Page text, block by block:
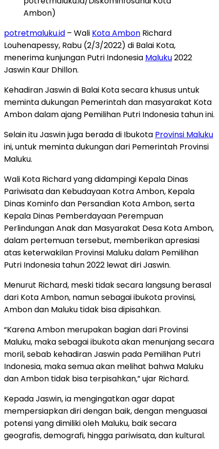
Ambon)
potretmaluku.id – Wali Kota Ambon Richard
Louhenapessy, Rabu (2/3/2022) di Balai Kota,
menerima kunjungan Putri Indonesia Maluku2022
Jaswin Kaur Dhillon.
Kehadiran Jaswin di Balai Kota secara khusus untuk
meminta dukungan Pemerintah dan masyarakat Kota
Ambon dalam ajang Pemilihan Putri Indonesia tahun ini.
Selain itu Jaswin juga berada di Ibukota Provinsi Maluku
ini, untuk meminta dukungan dari Pemerintah Provinsi
Maluku.
Wali Kota Richard yang didampingi Kepala Dinas
Pariwisata dan Kebudayaan Kotra Ambon, Kepala
Dinas Kominfo dan Persandian Kota Ambon, serta
Kepala Dinas Pemberdayaan Perempuan
Perlindungan Anak dan Masyarakat Desa Kota Ambon,
dalam pertemuan tersebut, memberikan apresiasi
atas keterwakilan Provinsi Maluku dalam Pemilihan
Putri Indonesia tahun 2022 lewat diri Jaswin.
Menurut Richard, meski tidak secara langsung berasal
dari Kota Ambon, namun sebagai ibukota provinsi,
Ambon dan Maluku tidak bisa dipisahkan.
“Karena Ambon merupakan bagian dari Provinsi
Maluku, maka sebagai ibukota akan menunjang secara
moril, sebab kehadiran Jaswin pada Pemilihan Putri
Indonesia, maka semua akan melihat bahwa Maluku
dan Ambon tidak bisa terpisahkan,” ujar Richard.
Kepada Jaswin, ia mengingatkan agar dapat
mempersiapkan diri dengan baik, dengan menguasai
potensi yang dimiliki oleh Maluku, baik secara
geografis, demografi, hingga pariwisata, dan kultural.